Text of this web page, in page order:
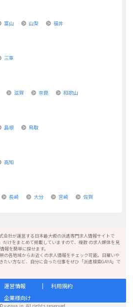
富山 山梨 福井
三重
滋賀 奈良 和歌山
島根 鳥取
高知
長崎 大分 宮崎
佐賀
会社が運営する日本最大級の派遣専門求人情報サイトで
だけをまとめて掲載していますので、複数 の求人媒体を見
報を簡単に探せます。
の各地域からお近くの求人情報をチェック可能。日雇いや
い方など、自分に合った仕事をぜひ「派遣検索GAYA」で
運営情報
利用規約
企業様向け
y-gaya.jp. All rights reserved.